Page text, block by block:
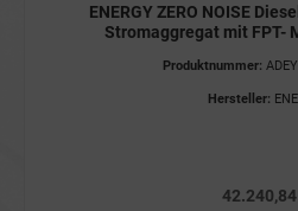
ENERGY ZERO NOISE
Stromaggregat mit FPT-
Produktnummer:
Hersteller: